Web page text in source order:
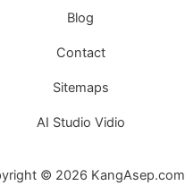
Blog
Contact
Sitemaps
AI Studio Vidio
© 2026 KangAsep.com